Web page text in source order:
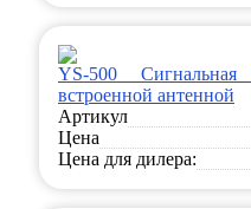
YS-500
встроенной антенной
Артикул
Цена
Цена для дилера: